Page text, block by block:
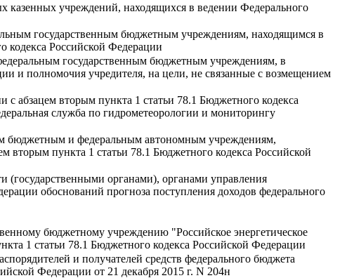
казенных учреждений, находящихся в ведении Федерального
государственным бюджетным учреждениям, находящимся в
кодекса Российской Федерации
государственным бюджетным учреждениям, в
и полномочия учредителя, на цели, не связанные с возмещением
абзацем вторым пункта 1 статьи 78.1 Бюджетного кодекса
служба по гидрометеорологии и мониторингу
бюджетным и федеральным автономным учреждениям,
вторым пункта 1 статьи 78.1 Бюджетного кодекса Российской
(государственными органами), органами управления
обоснований прогноза поступления доходов федерального
бюджетному учреждению "Российское энергетическое
1 статьи 78.1 Бюджетного кодекса Российской Федерации
и получателей средств федерального бюджета
Федерации от 21 декабря 2015 г. N 204н